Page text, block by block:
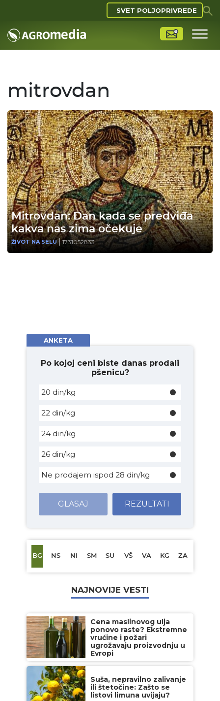
SVET POLJOPRIVREDE
mitrovdan
Mitrovdan: Dan kada se predviđa
kakva nas zima očekuje
ŽIVOT NA SELU 1731052833
ANKETA
Po kojoj ceni biste danas prodali
pšenicu?
20 din/kg
22 din/kg
24 din/kg
26 din/kg
Ne prodajem ispod 28 din/kg
GLASAJ REZULTATI
BG NS NI SM SU VŠ VA KG ZA
NAJNOVIJE VESTI
Cena maslinovog ulja
ponovo raste? Ekstremne
vrućine i požari
ugrožavaju proizvodnju u
Evropi
Suša, nepravilno zalivanje
ili štetočine: Zašto se
listovi limuna uvijaju?